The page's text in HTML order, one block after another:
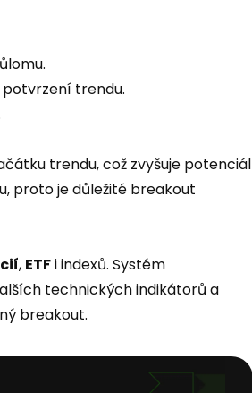
trendu.
trendu, což zvyšuje potenciál
proto je důležité breakout
, ETFi indexů. Systém
technických indikátorů a
breakout.